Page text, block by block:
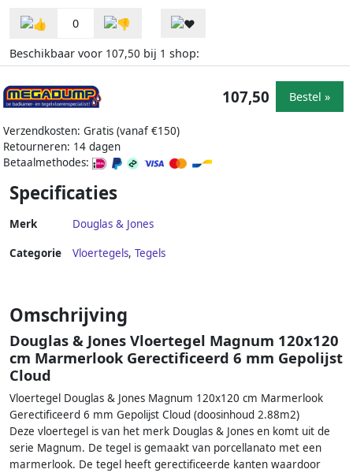
0
Beschikbaar voor 107,50 bij 1 shop:
Verzendkosten: Gratis (vanaf €150)
Retourneren: 14 dagen
Betaalmethodes:
107,50 Bestel »
Specificaties
Merk Douglas & Jones
Categorie Vloertegels, Tegels
Omschrijving
Douglas & Jones Vloertegel Magnum 120x120
cm Marmerlook Gerectificeerd 6 mm Gepolijst
Cloud
Vloertegel Douglas & Jones Magnum 120x120 cm Marmerlook
Gerectificeerd 6 mm Gepolijst Cloud (doosinhoud 2.88m2)
Deze vloertegel is van het merk Douglas & Jones en komt uit de
serie Magnum. De tegel is gemaakt van porcellanato met een
marmerlook. De tegel heeft gerectificeerde kanten waardoor